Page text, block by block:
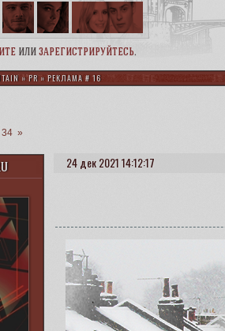
или зарегистрируйтесь.
»PR » РЕКЛАМА # 16
34 »
24 дек 2021 14:12:17